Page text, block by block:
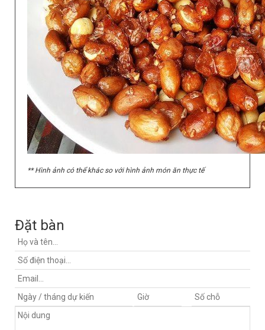
** Hình ảnh có thể khác so với hình ảnh món ăn thực tế
Đặt bàn